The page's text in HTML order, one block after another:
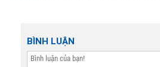
BÌNH LUẬN